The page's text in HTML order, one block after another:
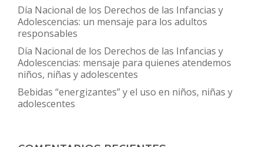
Día Nacional de los Derechos de las Infancias y
Adolescencias: un mensaje para los adultos
responsables
Día Nacional de los Derechos de las Infancias y
Adolescencias: mensaje para quienes atendemos
niños, niñas y adolescentes
Bebidas “energizantes” y el uso en niños, niñas y
adolescentes